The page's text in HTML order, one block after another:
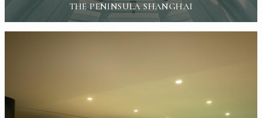
THE PENINSULA SHANGHAI